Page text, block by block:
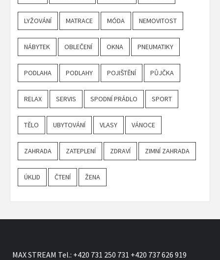
LYŽOVÁNÍ MATRACE MÓDA NEMOVITOST
NÁBYTEK OBLEČENÍ OKNA PNEUMATIKY
PODLAHA PODLAHY POJIŠTĚNÍ PŮJČKA
RELAX SERVIS SPODNÍ PRÁDLO SPORT
TĚLO UBYTOVÁNÍ VLASY VÁNOCE
ZAHRADA ZATEPLENÍ ZDRAVÍ ZIMNÍ ZAHRADA
ÚKLID ČTENÍ ŽENA
MAX STREAM Tel.: +420 731 250 731 +420 737 626 919